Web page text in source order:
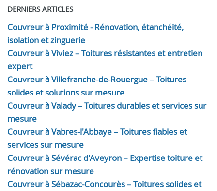
DERNIERS ARTICLES
Couvreur à Proximité - Rénovation, étanchéité,
isolation et zinguerie
Couvreur à Viviez – Toitures résistantes et entretien
expert
Couvreur à Villefranche-de-Rouergue – Toitures
solides et solutions sur mesure
Couvreur à Valady – Toitures durables et services sur
mesure
Couvreur à Vabres-l'Abbaye – Toitures fiables et
services sur mesure
Couvreur à Sévérac d'Aveyron – Expertise toiture et
rénovation sur mesure
Couvreur à Sébazac-Concourès – Toitures solides et